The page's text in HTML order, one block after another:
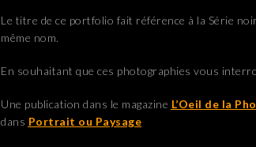
Le titre de ce portfolio fait référence à la Série
même nom.
En souhaitant que ces photographies vous
Une publication dans le magazine L’Oeil de la
dans Portrait ou Paysage